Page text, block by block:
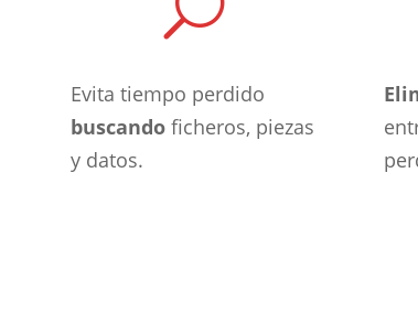
Evita tiempo perdido
buscandoficheros, piezas
y datos.